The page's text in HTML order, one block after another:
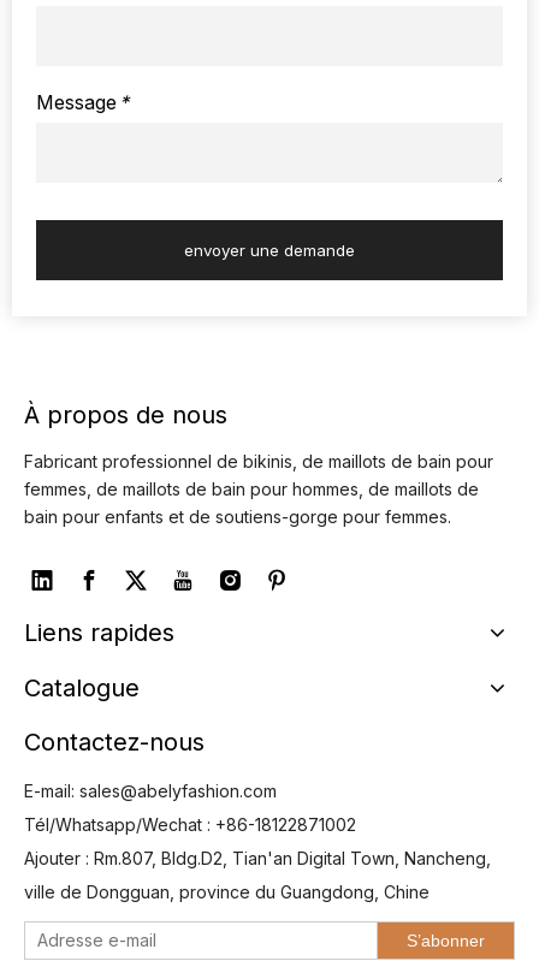
*
Message
envoyer une demande
À propos de nous
Fabricant professionnel de bikinis, de maillots de bain pour
femmes, de maillots de bain pour hommes, de maillots de
bain pour enfants et de soutiens-gorge pour femmes.
Liens rapides
Catalogue
Contactez-nous
E-mail: sales@abelyfashion.com
Tél/Whatsapp/Wechat : +86-18122871002
Ajouter : Rm.807, Bldg.D2, Tian'an Digital Town, Nancheng,
ville de Dongguan, province du Guangdong, Chine
S’abonner